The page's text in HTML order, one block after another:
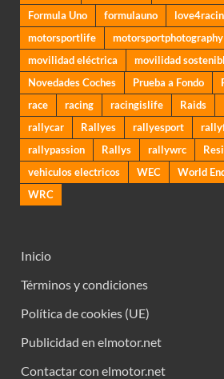
Formula Uno
formulauno
motorsportlife
motorsportphotography
movilidad eléctrica
movilidad
Novedades Coches
Prueba a Fondo
race
racing racingislife Raids
rallycar
Rallyes rallyesport
rallypassion
Rallys rallywrc
vehiculos electricos
WEC
World
WRC
Inicio
Términos y condiciones
Política de cookies (UE)
Publicidad en elmotor.net
Contactar con elmotor.net